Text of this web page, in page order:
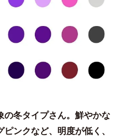
の冬タイプさん。鮮やかな
ンクなど、明度が低く、